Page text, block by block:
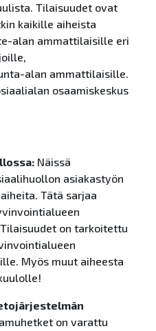
Tilaisuudet ovat
kaikille aiheista
alan ammattilaisille eri
alan ammattilaisille.
osaamiskeskus
Näissä
asiakastyön
Tätä sarjaa
on tarkoitettu
Myös muut aiheesta
on varattu